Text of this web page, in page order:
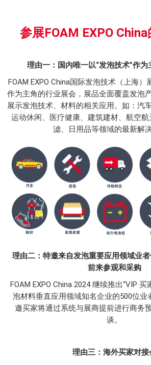
参展FOAM EXPO
理由一：国内唯一以“发泡技术”作
FOAM EXPO China国际发泡技术（上海）
作为主角的行业展会，展品全面覆盖发泡
展示发泡技术、材料的相关应用。如：汽
运动休闲、医疗健康、建筑建材、航空
滤、日用品等领域的最新解决
理由二：特邀来自发泡重要应用领域业者
前来参观和采购
FOAM EXPO China 2024 继续推出“VIP
泡材料垂直应用领域知名企业的500位业
邀买家将通过系统与展商提前进行商务
谈。
理由三：海外买家对接